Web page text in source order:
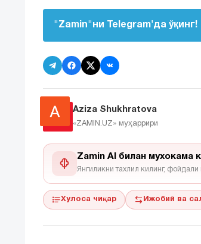
"Zamin"ни Telegram'да ўқинг!
Aziza Shukhratova
«ZAMIN.UZ» муҳаррири
Zamin AI билан мухокама
Янгиликни тахлил килинг, фойдали
Хулоса чиқар Ижобий ва